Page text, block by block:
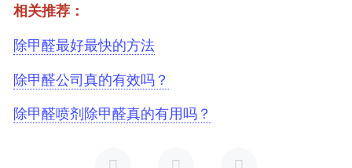
相关推荐：
除甲醛最好最快的方法
除甲醛公司真的有效吗？
除甲醛喷剂除甲醛真的有用吗？